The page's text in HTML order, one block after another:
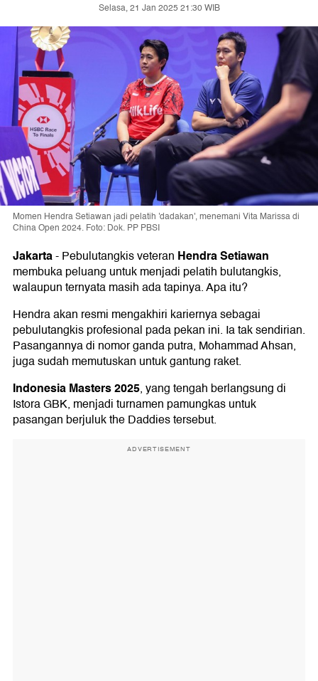
Selasa, 21 Jan 2025 21:30 WIB
Momen Hendra Setiawan jadi pelatih 'dadakan', menemani Vita Marissa di
China Open 2024. Foto: Dok. PP PBSI
Jakarta-Pebulutangkis veteran Hendra Setiawan
membuka peluang untuk menjadi pelatih bulutangkis,
walaupun ternyata masih ada tapinya. Apa itu?
Hendra akan resmi mengakhiri kariernya sebagai
pebulutangkis profesional pada pekan ini. Ia tak sendirian.
Pasangannya di nomor ganda putra, Mohammad Ahsan,
juga sudah memutuskan untuk gantung raket.
Indonesia Masters 2025, yang tengah berlangsung di
Istora GBK, menjadi turnamen pamungkas untuk
pasangan berjuluk the Daddies tersebut.
ADVERTISEMENT